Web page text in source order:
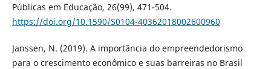
Públicas em Educação, 26(99), 471-504.
https://doi.org/10.1590/S0104-40362018002600960
Janssen, N. (2019). A importância do empreendedorismo
para o crescimento econômico e suas barreiras no Brasil